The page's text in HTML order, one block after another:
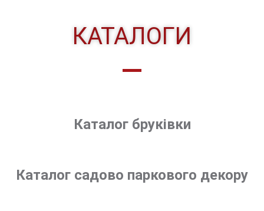
КАТАЛОГИ
Каталог бруківки
Каталог садово паркового декору